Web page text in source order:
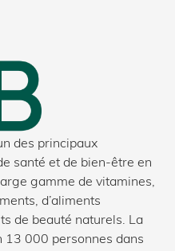
des principaux
santé et de bien-être en
gamme de vitamines,
d’aliments
de beauté naturels. La
13 000 personnes dans